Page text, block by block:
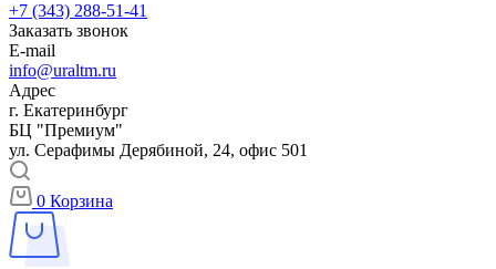
+7 (343) 288-51-41
Заказать звонок
E-mail
info@uraltm.ru
Адрес
г. Екатеринбург
БЦ "Премиум"
ул. Серафимы Дерябиной, 24, офис 501
0 Корзина